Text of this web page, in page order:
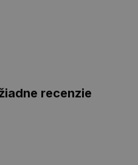
recenzie